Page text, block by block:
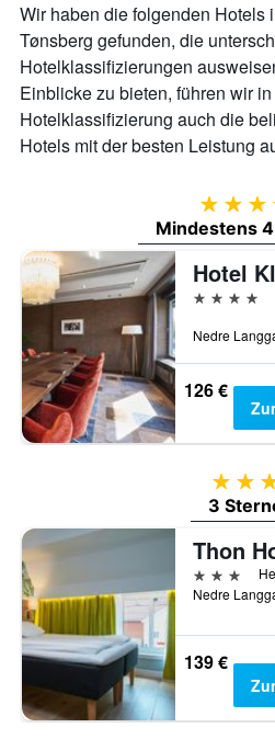
Wir haben die folgenden Hotels
Tønsberg gefunden, die
Hotelklassifizierungen
Einblicke zu bieten, führen wir
Hotelklassifizierung auch die
Hotels mit der besten Leistung
4
Mindestens
4 Sterne
126 €
3
3
3 Sterne
139 €